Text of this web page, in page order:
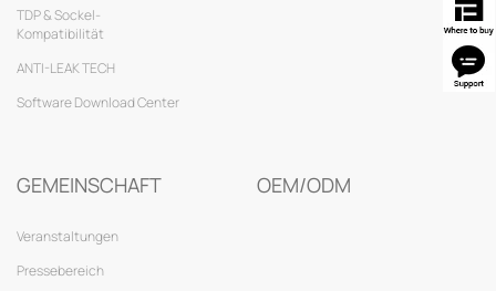
TDP & Sockel-
Kompatibilität
ANTI-LEAK TECH
Software Download Center
GEMEINSCHAFT
Veranstaltungen
Pressebereich
OEM/ODM